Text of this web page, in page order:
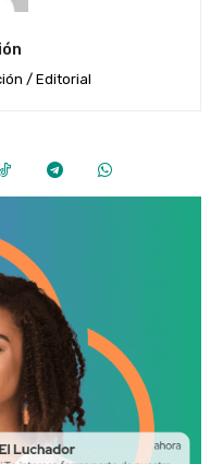
/ Editorial